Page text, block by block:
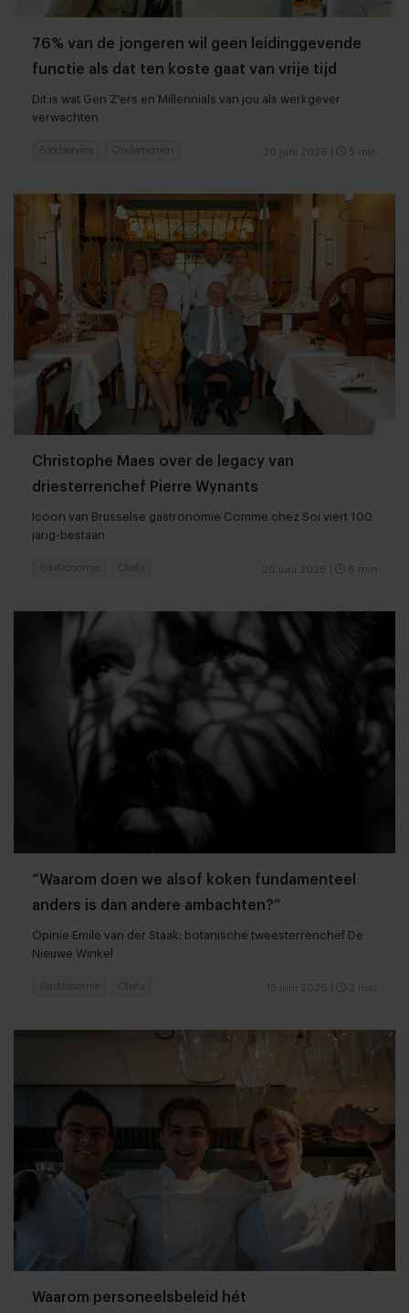
76% van de jongeren wil geen leidinggevende
functie als dat ten koste gaat van vrije tijd
Dit is wat Gen Z'ers en Millennials van jou als werkgever
verwachten
20 juni 2026 5 min
Foodservice Ondernemen
Christophe Maes over de legacy van
driesterrenchef Pierre Wynants
Icoon van Brusselse gastronomie Comme chez Soi viert 100
jarig-bestaan
20 juni 2026 6 min
Gastronomie Chefs
“Waarom doen we alsof koken fundamenteel
anders is dan andere ambachten?”
Opinie Emile van der Staak: botanische tweesterrenchef De
Nieuwe Winkel
15 juni 2026 2 min
Gastronomie Chefs
Waarom personeelsbeleid hét